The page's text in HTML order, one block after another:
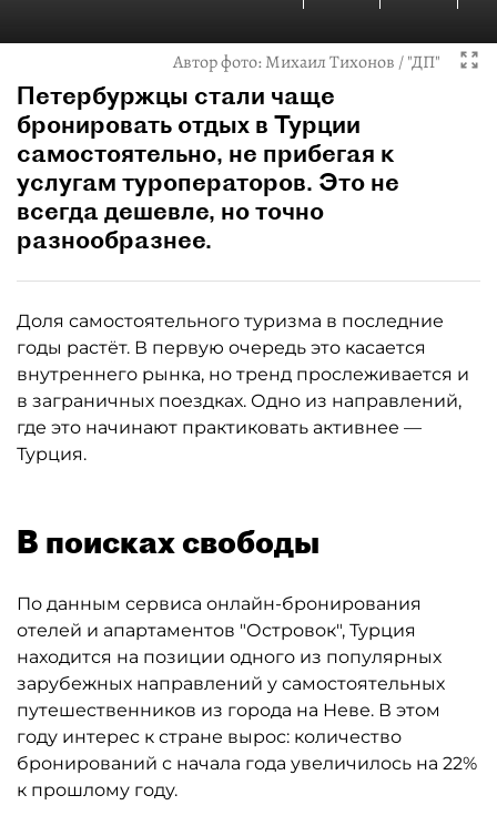
Автор фото:Михаил Тихонов / "ДП"
Петербуржцы стали чаще
бронировать отдых в Турции
самостоятельно, не прибегая к
услугам туроператоров. Это не
всегда дешевле, но точно
разнообразнее.
Доля самостоятельного туризма в последние
годы растёт. В первую очередь это касается
внутреннего рынка, но тренд прослеживается и
в заграничных поездках. Одно из направлений,
где это начинают практиковать активнее —
Турция.
В поисках свободы
По данным сервиса онлайн-бронирования
отелей и апартаментов "Островок", Турция
находится на позиции одного из популярных
зарубежных направлений у самостоятельных
путешественников из города на Неве. В этом
году интерес к стране вырос: количество
бронирований с начала года увеличилось на 22%
к прошлому году.